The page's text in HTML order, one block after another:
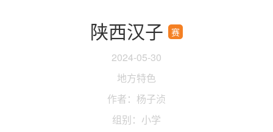
陕西汉子 赛
2024-05-30
地方特色
作者：杨子浈
组别：小学